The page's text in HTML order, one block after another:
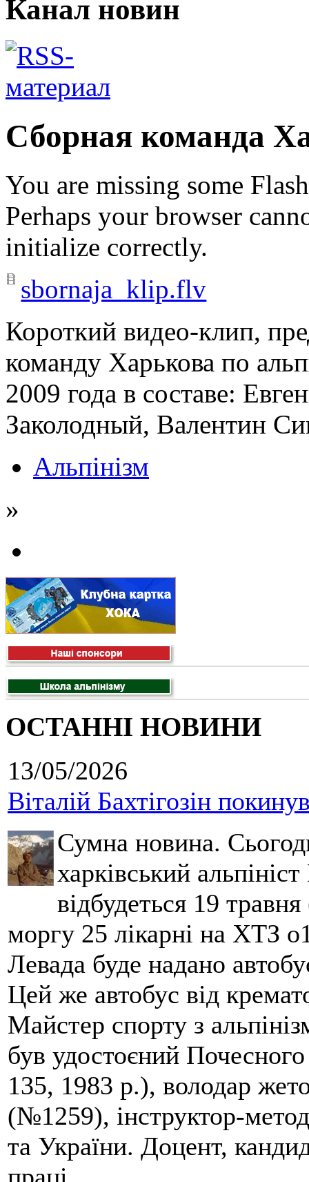
Канал новин
Сборная команда
You are missing some
Perhaps your browser
initialize correctly.
sbornaja_klip.flv
Короткий видео-клип,
команду Харькова по
2009 года в составе:
Заколодный, Валентин
Альпінізм
»
ОСТАННІ НОВИНИ
13/05/2026
Віталій Бахтігозін
Сумна новина.
харківський
відбудеться 19
моргу 25 лікарні на ХТЗ
Левада буде надано
Цей же автобус від
Майстер спорту з
був удостоєний
135, 1983 р.), володар
(№1259), інструктор-
та України. Доцент,